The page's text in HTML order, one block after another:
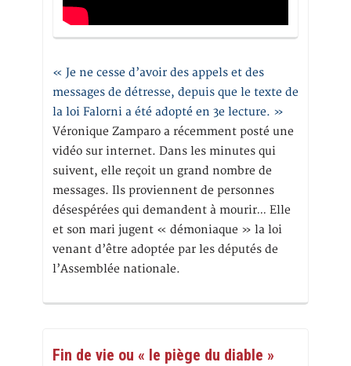
« Je ne cesse d’avoir des appels et des
messages de détresse, depuis que le texte de
la loi Falorni a été adopté en 3e lecture. »
Véronique Zamparo a récemment posté une
vidéo sur internet. Dans les minutes qui
suivent, elle reçoit un grand nombre de
messages. Ils proviennent de personnes
désespérées qui demandent à mourir… Elle
et son mari jugent « démoniaque » la loi
venant d’être adoptée par les députés de
l’Assemblée nationale.
Fin de vie ou « le piège du diable »